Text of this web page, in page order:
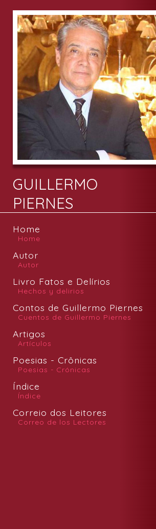
GUILLERMO
PIERNES
Home
Home
Autor
Autor
Livro Fatos e Delírios
Hechos y delirios
Contos de Guillermo Piernes
Cuentos de Guillermo Piernes
Artigos
Artículos
Poesias - Crônicas
Poesias - Crónicas
Índice
Índice
Correio dos Leitores
Correo de los Lectores